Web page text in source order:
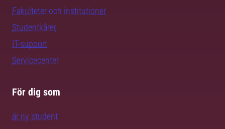
Fakulteter och institutioner
Studentkårer
IT-support
Servicecenter
För dig som
är ny student